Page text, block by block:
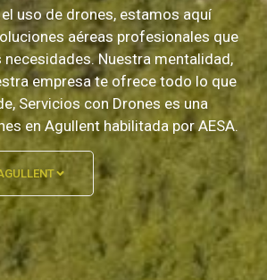
uso de drones, estamos aquí
aéreas profesionales que
necesidades. Nuestra mentalidad,
empresa te ofrece todo lo que
Servicios con Drones es una
en Agullent habilitada por AESA.